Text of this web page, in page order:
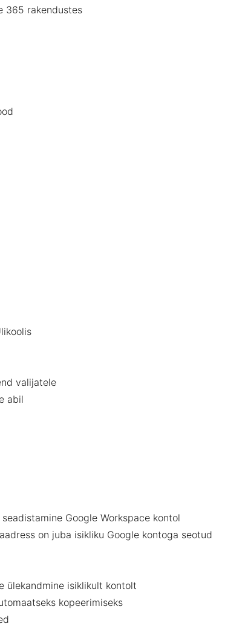
365 rakendustes
valijatele
abil
Google Workspace kontol
on juba isikliku Google kontoga seotud
ülekandmine isiklikult kontolt
kopeerimiseks